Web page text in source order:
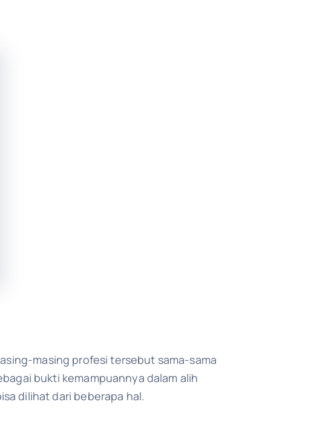
masing profesi tersebut sama-sama
bukti kemampuannya dalam alih
dilihat dari beberapa hal.